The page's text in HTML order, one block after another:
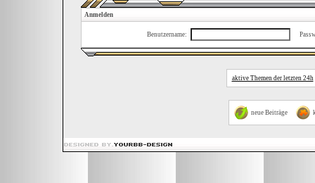
Anmelden
Benutzername:
aktive Themen der letzten 24h
neue Beiträge